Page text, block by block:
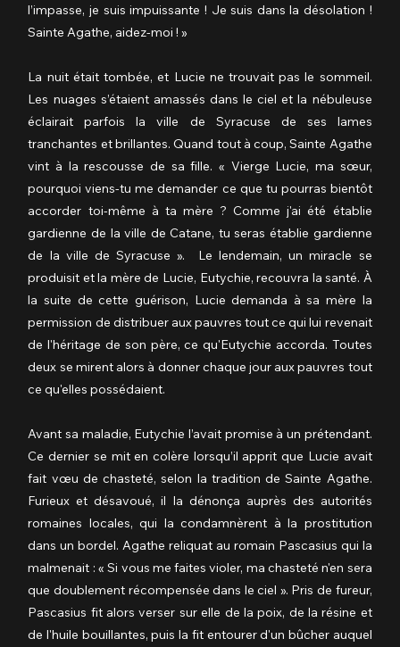
l’impasse, je suis impuissante ! Je suis dans la désolation !
Sainte Agathe, aidez-moi ! »
La nuit était tombée, et Lucie ne trouvait pas le sommeil.
Les nuages s’étaient amassés dans le ciel et la nébuleuse
éclairait parfois la ville de Syracuse de ses lames
tranchantes et brillantes. Quand tout à coup, Sainte Agathe
vint à la rescousse de sa fille. « Vierge Lucie, ma sœur,
pourquoi viens-tu me demander ce que tu pourras bientôt
accorder toi-même à ta mère ? Comme j'ai été établie
gardienne de la ville de Catane, tu seras établie gardienne
de la ville de Syracuse ».  Le lendemain, un miracle se
produisit et la mère de Lucie, Eutychie, recouvra la santé. À
la suite de cette guérison, Lucie demanda à sa mère la
permission de distribuer aux pauvres tout ce qui lui revenait
de l'héritage de son père, ce qu'Eutychie accorda. Toutes
deux se mirent alors à donner chaque jour aux pauvres tout
ce qu'elles possédaient.
Avant sa maladie, Eutychie l’avait promise à un prétendant.
Ce dernier se mit en colère lorsqu’il apprit que Lucie avait
fait vœu de chasteté, selon la tradition de Sainte Agathe.
Furieux et désavoué, il la dénonça auprès des autorités
romaines locales, qui la condamnèrent à la prostitution
dans un bordel. Agathe reliquat au romain Pascasius qui la
malmenait : « Si vous me faites violer, ma chasteté n'en sera
que doublement récompensée dans le ciel ». Pris de fureur,
Pascasius fit alors verser sur elle de la poix, de la résine et
de l'huile bouillantes, puis la fit entourer d'un bûcher auquel